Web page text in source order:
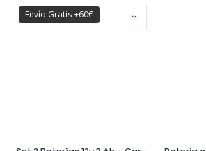
Envío Gratis +60€